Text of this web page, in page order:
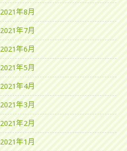
2021年8月
2021年7月
2021年6月
2021年5月
2021年4月
2021年3月
2021年2月
2021年1月